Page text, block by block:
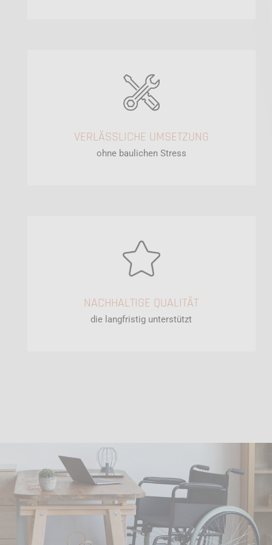
VERLÄSSLICHE UMSETZUNG
ohne baulichen Stress
NACHHALTIGE QUALITÄT
die langfristig unterstützt